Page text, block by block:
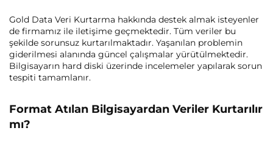
Gold Data Veri Kurtarma hakkında destek almak isteyenler
de firmamız ile iletişime geçmektedir. Tüm veriler bu
şekilde sorunsuz kurtarılmaktadır. Yaşanılan problemin
giderilmesi alanında güncel çalışmalar yürütülmektedir.
Bilgisayarın hard diski üzerinde incelemeler yapılarak sorun
tespiti tamamlanır.
Format Atılan Bilgisayardan Veriler Kurtarılır
mı?